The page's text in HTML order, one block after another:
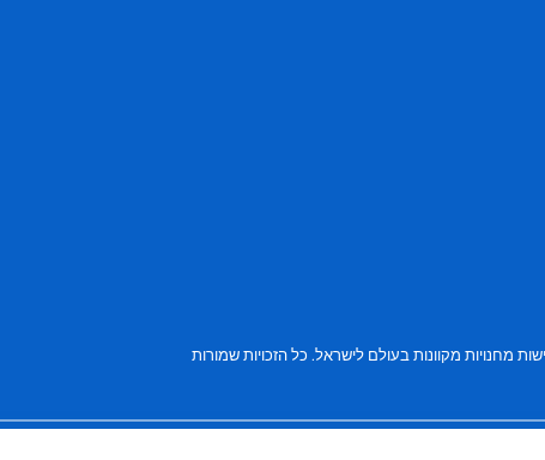
מחנויות מקוונות בעולם לישראל. כל הזכויות שמורות